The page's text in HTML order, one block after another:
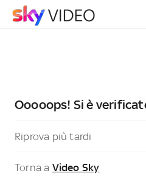
Ooooops! Si è
Riprova più tardi
Torna a Video Sky